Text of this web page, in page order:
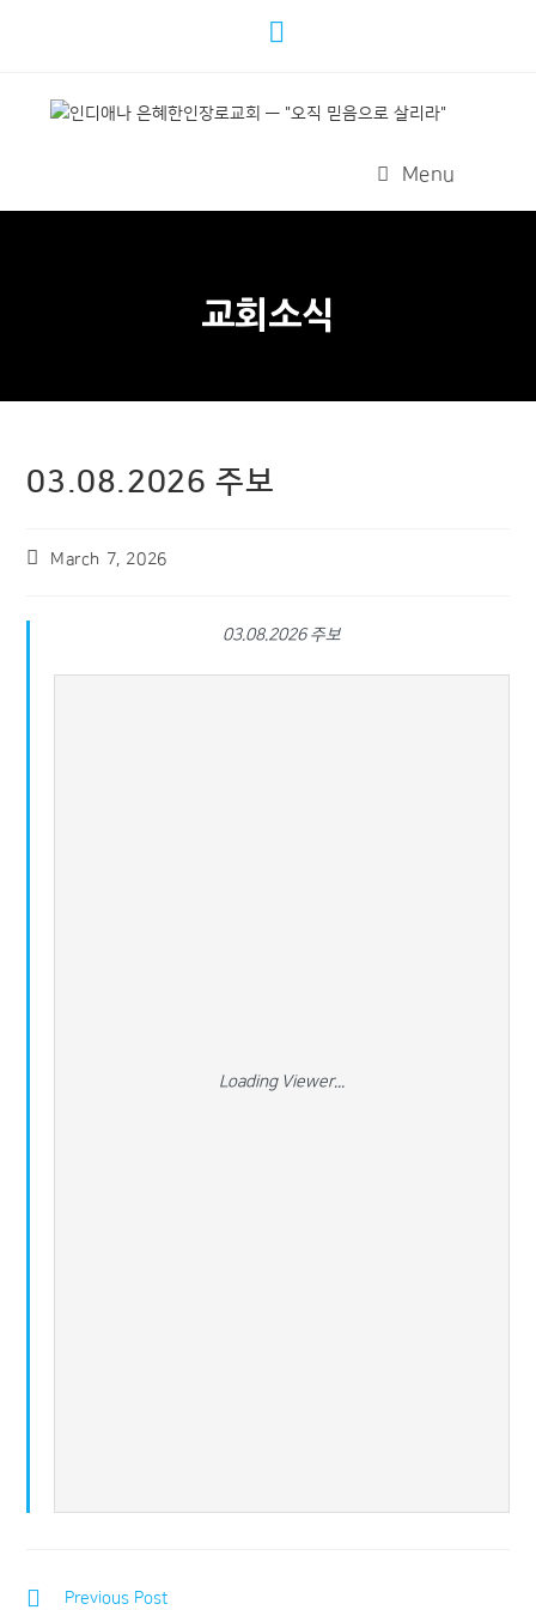
Menu
교회소식
03.08.2026 주보
March 7, 2026
03.08.2026 주보
Loading Viewer...
Previous Post